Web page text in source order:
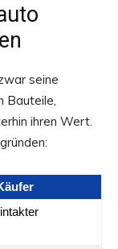
seine
Bauteile,
ihren Wert.